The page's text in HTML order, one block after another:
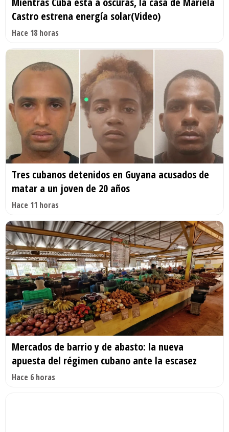
Castro estrena energía solar(Video)
Hace 18 horas
Tres cubanos detenidos en Guyana acusados de
matar a un joven de 20 años
Hace 11 horas
Mercados de barrio y de abasto: la nueva
apuesta del régimen cubano ante la escasez
Hace 6 horas